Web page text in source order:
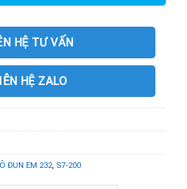
HỆ TƯ VẤN
HỆ ZALO
ĐUN EM 232, S7-200